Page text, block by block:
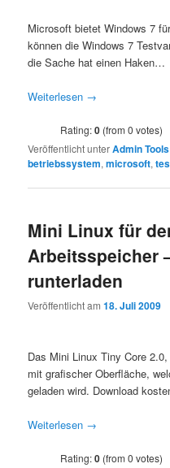
Microsoft bietet Windows 7
können die Windows 7
die Sache hat einen Haken…
Weiterlesen →
Rating:0 (from 0 votes)
Veröffentlicht unterAdmin Tools
betriebssystem,microsoft,
Mini Linux für
Arbeitsspeicher
runterladen
Veröffentlicht am18. Juli 2009
Das Mini Linux Tiny Core
mit grafischer Oberfläche,
geladen wird. Download
Weiterlesen →
Rating:0 (from 0 votes)